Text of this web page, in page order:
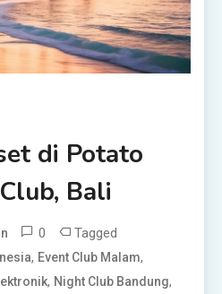
di Potato
Bali
0 Tagged
, Event Club Malam,
, Night Club Bandung,